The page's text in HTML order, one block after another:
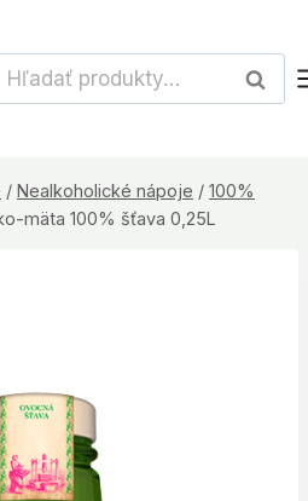
Hľadať:
/ Nealkoholické nápoje / 100%
mäta 100% šťava 0,25L